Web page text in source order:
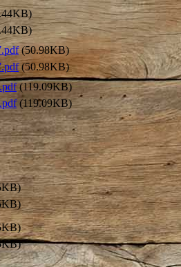
(50.98KB)
(50.98KB)
(119.09KB)
(119.09KB)